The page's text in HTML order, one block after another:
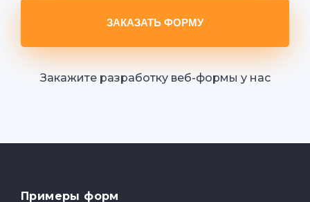
ЗАКАЗАТЬ ФОРМУ
Закажите разработку веб-формы у нас
Примеры форм